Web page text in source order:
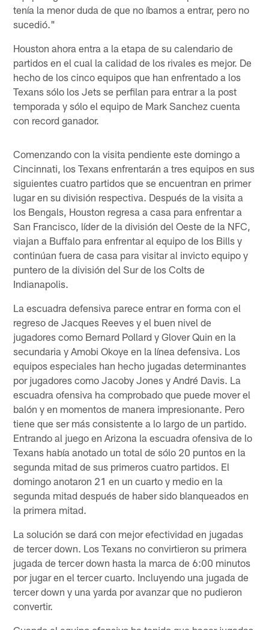
tenía la menor duda de que no íbamos a entrar, pero no
sucedió."
Houston ahora entra a la etapa de su calendario de
partidos en el cual la calidad de los rivales es mejor. De
hecho de los cinco equipos que han enfrentado a los
Texans sólo los Jets se perfilan para entrar a la post
temporada y sólo el equipo de Mark Sanchez cuenta
con record ganador.
Comenzando con la visita pendiente este domingo a
Cincinnati, los Texans enfrentarán a tres equipos en sus
siguientes cuatro partidos que se encuentran en primer
lugar en su división respectiva. Después de la visita a
los Bengals, Houston regresa a casa para enfrentar a
San Francisco, líder de la división del Oeste de la NFC,
viajan a Buffalo para enfrentar al equipo de los Bills y
continúan fuera de casa para visitar al invicto equipo y
puntero de la división del Sur de los Colts de
Indianapolis.
La escuadra defensiva parece entrar en forma con el
regreso de Jacques Reeves y el buen nivel de
jugadores como Bernard Pollard y Glover Quin en la
secundaria y Amobi Okoye en la línea defensiva. Los
equipos especiales han hecho jugadas determinantes
por jugadores como Jacoby Jones y André Davis. La
escuadra ofensiva ha comprobado que puede mover el
balón y en momentos de manera impresionante. Pero
tiene que ser más consistente a lo largo de un partido.
Entrando al juego en Arizona la escuadra ofensiva de lo
Texans había anotado un total de sólo 20 puntos en la
segunda mitad de sus primeros cuatro partidos. El
domingo anotaron 21 en un cuarto y medio en la
segunda mitad después de haber sido blanqueados en
la primera mitad.
La solución se dará con mejor efectividad en jugadas
de tercer down. Los Texans no convirtieron su primera
jugada de tercer down hasta la marca de 6:00 minutos
por jugar en el tercer cuarto. Incluyendo una jugada de
tercer down y una yarda por avanzar que no pudieron
convertir.